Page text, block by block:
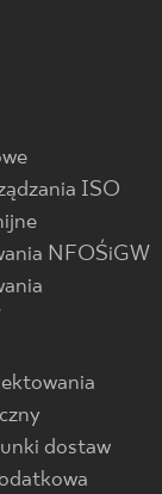
ISO
NFOŚiGW
dostaw